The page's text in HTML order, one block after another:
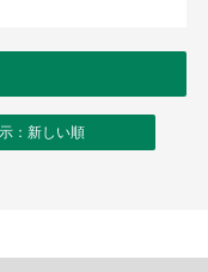
：新しい順